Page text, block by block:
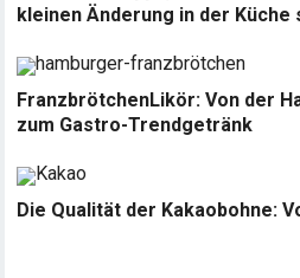
kleinen Änderung in der Küche
FranzbrötchenLikör: Von der
zum Gastro-Trendgetränk
Die Qualität der Kakaobohne: